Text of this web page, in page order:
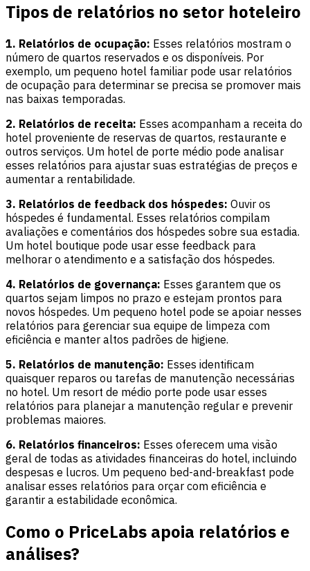
Tipos de relatórios no setor hoteleiro
1. Relatórios de ocupação: Esses relatórios mostram o
número de quartos reservados e os disponíveis. Por
exemplo, um pequeno hotel familiar pode usar relatórios
de ocupação para determinar se precisa se promover mais
nas baixas temporadas.
2. Relatórios de receita: Esses acompanham a receita do
hotel proveniente de reservas de quartos, restaurante e
outros serviços. Um hotel de porte médio pode analisar
esses relatórios para ajustar suas estratégias de preços e
aumentar a rentabilidade.
3. Relatórios de feedback dos hóspedes: Ouvir os
hóspedes é fundamental. Esses relatórios compilam
avaliações e comentários dos hóspedes sobre sua estadia.
Um hotel boutique pode usar esse feedback para
melhorar o atendimento e a satisfação dos hóspedes.
4. Relatórios de governança: Esses garantem que os
quartos sejam limpos no prazo e estejam prontos para
novos hóspedes. Um pequeno hotel pode se apoiar nesses
relatórios para gerenciar sua equipe de limpeza com
eficiência e manter altos padrões de higiene.
5. Relatórios de manutenção: Esses identificam
quaisquer reparos ou tarefas de manutenção necessárias
no hotel. Um resort de médio porte pode usar esses
relatórios para planejar a manutenção regular e prevenir
problemas maiores.
6. Relatórios financeiros: Esses oferecem uma visão
geral de todas as atividades financeiras do hotel, incluindo
despesas e lucros. Um pequeno bed-and-breakfast pode
analisar esses relatórios para orçar com eficiência e
garantir a estabilidade econômica.
Como o PriceLabs apoia relatórios e
análises?